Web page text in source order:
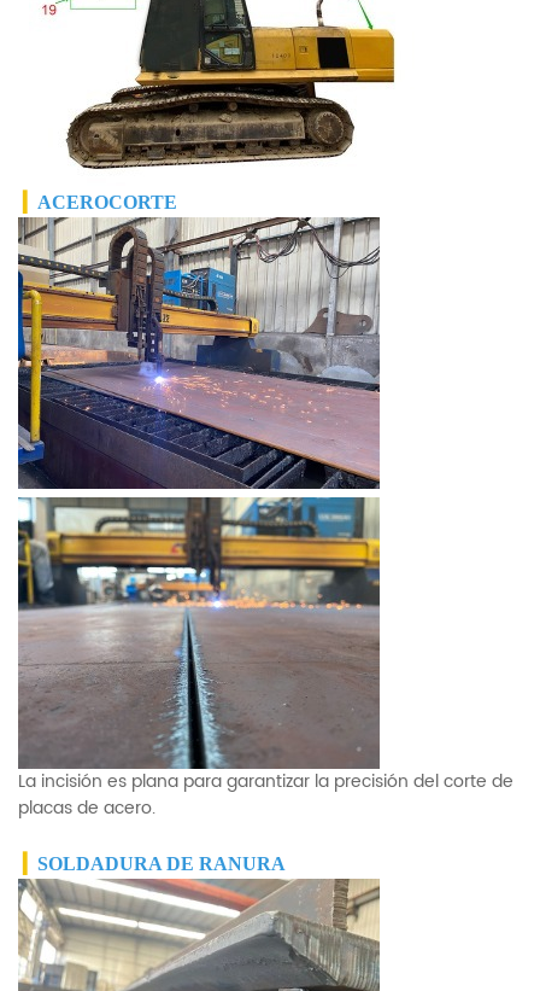
ACEROCORTE
La incisión es plana para garantizar la precisión del corte de
placas de acero.
SOLDADURA DE RANURA